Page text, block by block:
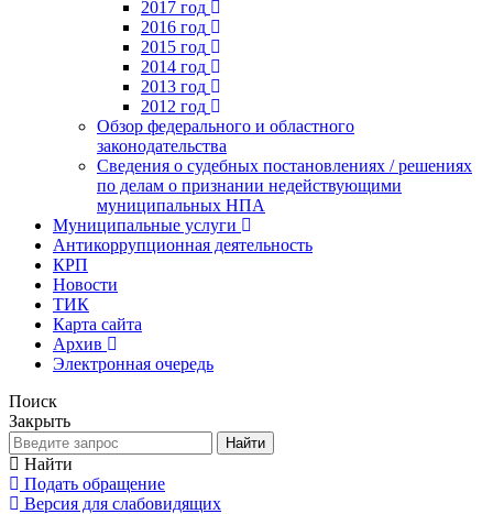
2017 год
2016 год
2015 год
2014 год
2013 год
2012 год
Обзор федерального и областного
законодательства
Сведения о судебных постановлениях / решениях
по делам о признании недействующими
муниципальных НПА
Муниципальные услуги
Антикоррупционная деятельность
КРП
Новости
ТИК
Карта сайта
Архив
Электронная очередь
Поиск
Закрыть
Найти
Найти
Подать обращение
Версия для слабовидящих